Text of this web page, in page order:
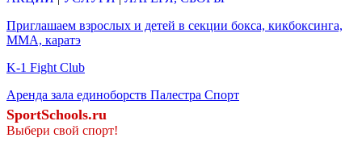
Приглашаем взрослых и детей в секции бокса, кикбоксинга,
ММА, каратэ
K-1 Fight Club
Аренда зала единоборств Палестра Спорт
SportSchools.ru
Выбери свой спорт!